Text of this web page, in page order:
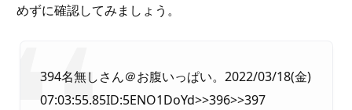
めずに確認してみましょう。
394名無しさん＠お腹いっぱい。2022/03/18(金)
07:03:55.85ID:5ENO1DoYd>>396>>397